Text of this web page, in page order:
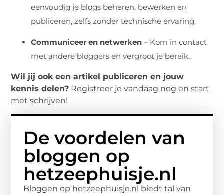
eenvoudig je blogs beheren, bewerken en
publiceren, zelfs zonder technische ervaring.
Communiceer en netwerken – Kom in contact
met andere bloggers en vergroot je bereik.
Wil jij ook een artikel publiceren en jouw
kennis delen? Registreer je vandaag nog en start
met schrijven!
De voordelen van
bloggen op
hetzeephuisje.nl
Bloggen op hetzeephuisje.nl biedt tal van